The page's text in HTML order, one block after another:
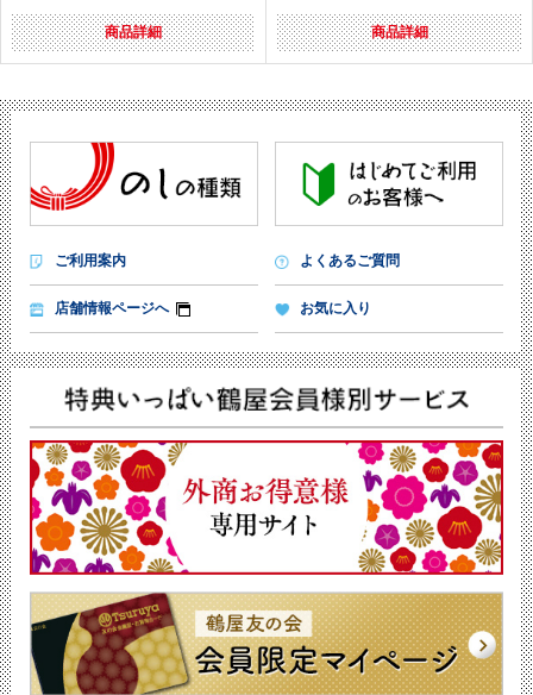
商品詳細 商品詳細
ご利用案内 よくあるご質問
店舗情報ページへ お気に入り